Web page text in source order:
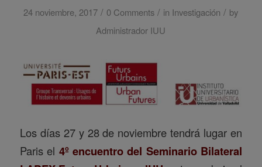
24 noviembre, 2017 / 0 Comments / in Investigación / by
Administrador IUU
Los días 27 y 28 de noviembre tendrá lugar en
Paris el 4º encuentro del Seminario Bilateral